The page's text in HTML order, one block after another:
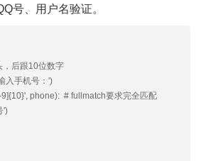
号、用户名验证。
，后跟10位数字
入手机号：')
phone): # fullmatch要求完全匹配
')